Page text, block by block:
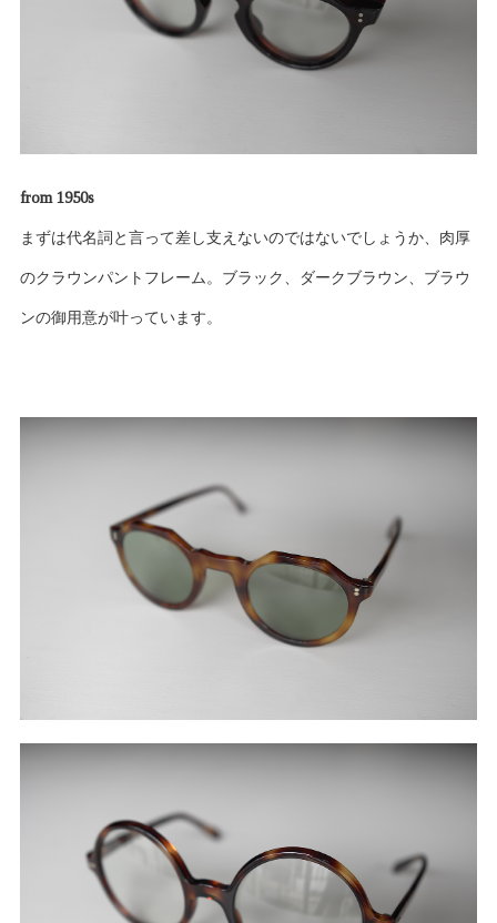
from 1950s
まずは代名詞と言って差し支えないのではないでしょうか、肉厚
のクラウンパントフレーム。ブラック、ダークブラウン、ブラウ
ンの御用意が叶っています。